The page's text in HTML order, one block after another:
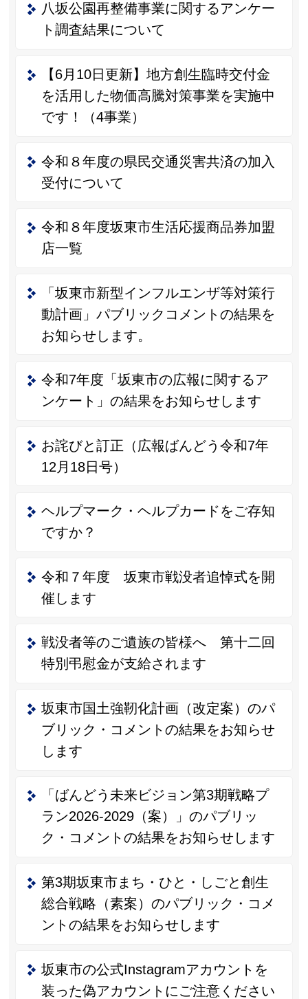
八坂公園再整備事業に関するアンケー
ト調査結果について
【6月10日更新】地方創生臨時交付金
を活用した物価高騰対策事業を実施中
です！（4事業）
令和８年度の県民交通災害共済の加入
受付について
令和８年度坂東市生活応援商品券加盟
店一覧
「坂東市新型インフルエンザ等対策行
動計画」パブリックコメントの結果を
お知らせします。
令和7年度「坂東市の広報に関するア
ンケート」の結果をお知らせします
お詫びと訂正（広報ばんどう令和7年
12月18日号）
ヘルプマーク・ヘルプカードをご存知
ですか？
令和７年度 坂東市戦没者追悼式を開
催します
戦没者等のご遺族の皆様へ 第十二回
特別弔慰金が支給されます
坂東市国土強靭化計画（改定案）のパ
ブリック・コメントの結果をお知らせ
します
「ばんどう未来ビジョン第3期戦略プ
ラン2026-2029（案）」のパブリッ
ク・コメントの結果をお知らせします
第3期坂東市まち・ひと・しごと創生
総合戦略（素案）のパブリック・コメ
ントの結果をお知らせします
坂東市の公式Instagramアカウントを
装った偽アカウントにご注意ください